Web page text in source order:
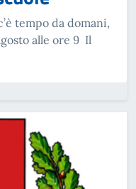
tempo da domani,
alle ore 9 Il